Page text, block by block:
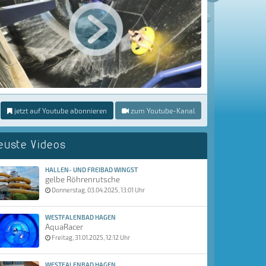
jetzt auf Youtube abonnieren zum Youtube-Kanal
Videos
HALLEN- UND FREIBAD WINGST
gelbe Röhrenrutsche
Donnerstag, 03.04.2025, 13:01 Uhr
WESTFALENBAD HAGEN
AquaRacer
Freitag, 31.01.2025, 12:12 Uhr